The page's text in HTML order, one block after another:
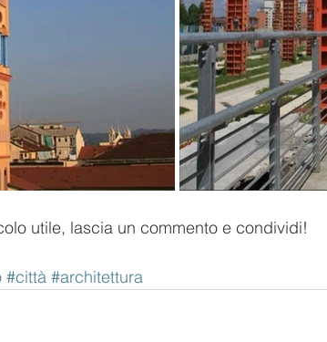
utile, lascia un commento e condividi!
#città #architettura